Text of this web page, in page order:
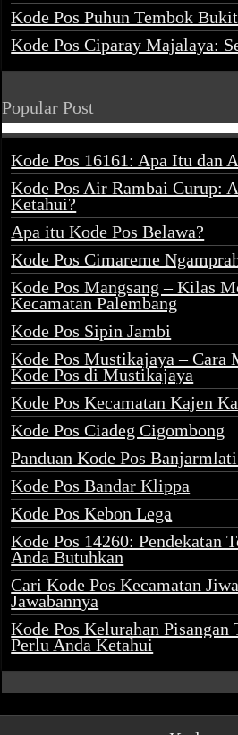
Kode Pos Puhun Tembok
Kode Pos Ciparay Majalaya:
Popular Post
Kode Pos 16161: Apa Itu dan
Kode Pos Air Rambai Curup:
Ketahui?
Apa itu Kode Pos Belawa?
Kode Pos Cimareme
Kode Pos Mangsang – Kilas
Kecamatan Palembang
Kode Pos Sipin Jambi
Kode Pos Mustikajaya – Cara
Kode Pos di Mustikajaya
Kode Pos Kecamatan Kajen
Kode Pos Ciadeg Cigombong
Panduan Kode Pos
Kode Pos Bandar Klippa
Kode Pos Kebon Lega
Kode Pos 14260: Pendekatan
Anda Butuhkan
Cari Kode Pos Kecamatan
Jawabannya
Kode Pos Kelurahan Pisangan
Perlu Anda Ketahui